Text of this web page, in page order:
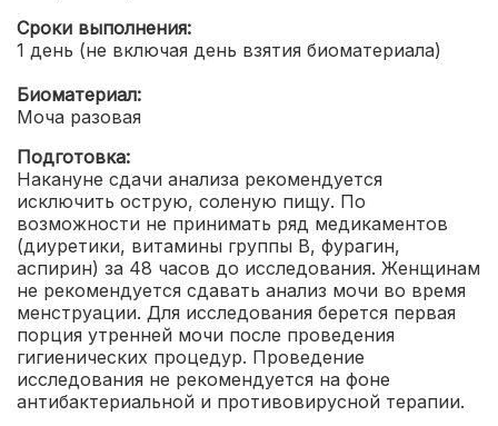
Сроки выполнения:
1 день (не включая день взятия биоматериала)
Биоматериал:
Моча разовая
Подготовка:
Накануне сдачи анализа рекомендуется
исключить острую, соленую пищу. По
возможности не принимать ряд медикаментов
(диуретики, витамины группы В, фурагин,
аспирин) за 48 часов до исследования. Женщинам
не рекомендуется сдавать анализ мочи во время
менструации. Для исследования берется первая
порция утренней мочи после проведения
гигиенических процедур. Проведение
исследования не рекомендуется на фоне
антибактериальной и противовирусной терапии.